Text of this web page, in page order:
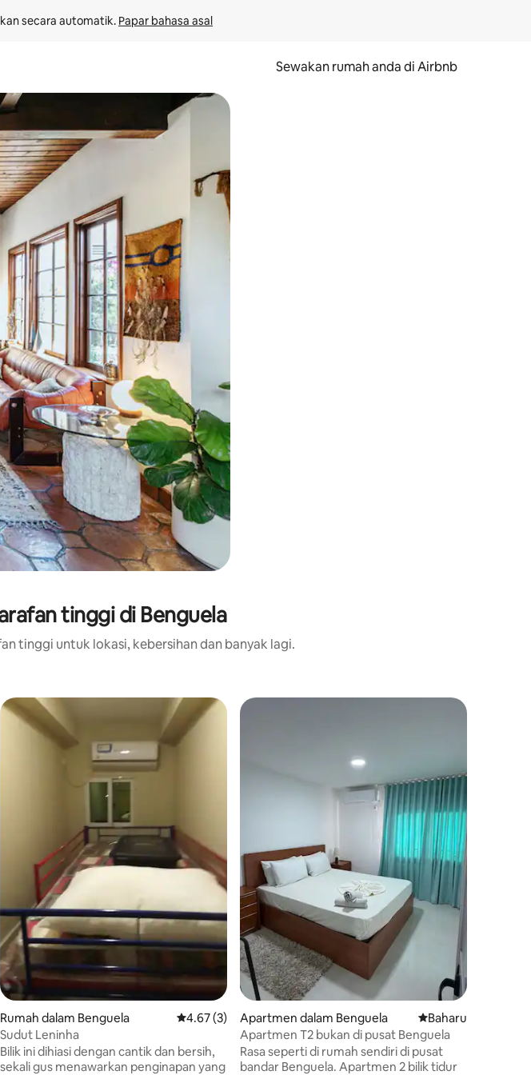
secara automatik. Papar bahasa asal
Sewakan rumah anda di Airbnb
dengan sentuhan atau gerak leret.
tinggi di Benguela
tinggi untuk lokasi, kebersihan dan banyak lagi.
Rumah dalam Benguela Penarafan purata 4.67 daripada 5, 3 ulasan
4.67 (3)
Sudut Leninha
Bilik ini dihiasi dengan cantik dan bersih,
sekali gus menawarkan penginapan yang
Apartmen dalam Benguela Tempat
Baharu
Apartmen T2 bukan di pusat Benguela
Rasa seperti di rumah sendiri di pusat
bandar Benguela. Apartmen 2 bilik tidur